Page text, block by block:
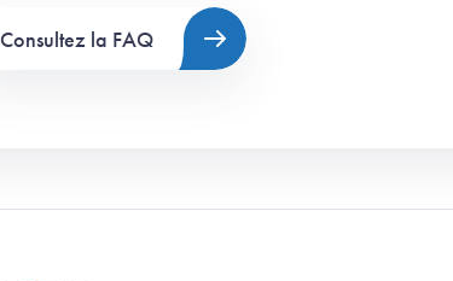
Consultez la FAQ